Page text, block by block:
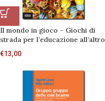
Il mondo in gioco – Giochi di
strada per l’educazione all’altro
€13,00